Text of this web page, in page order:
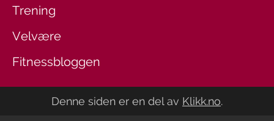
Trening
Velvære
Fitnessbloggen
Denne siden er en del av Klikk.no.